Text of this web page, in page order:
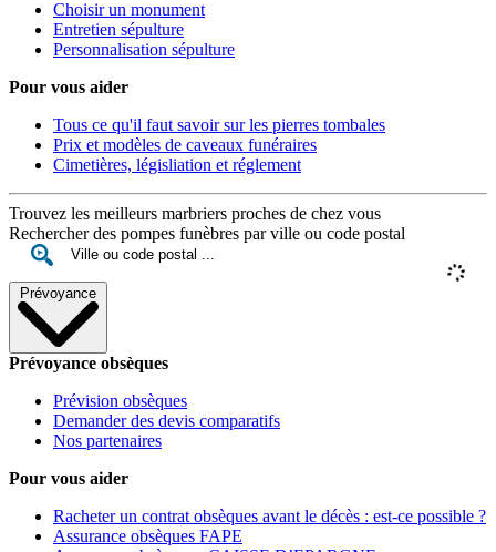
Choisir un monument
Entretien sépulture
Personnalisation sépulture
Pour vous aider
Tous ce qu'il faut savoir sur les pierres tombales
Prix et modèles de caveaux funéraires
Cimetières, législiation et réglement
Trouvez les meilleurs marbriers proches de chez vous
Rechercher des pompes funèbres par ville ou code postal
Prévoyance
Prévoyance obsèques
Prévision obsèques
Demander des devis comparatifs
Nos partenaires
Pour vous aider
Racheter un contrat obsèques avant le décès : est-ce possible ?
Assurance obsèques FAPE